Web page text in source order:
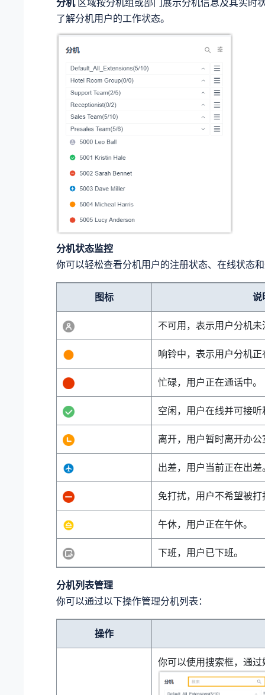
了解分机用户的工作状态。
分机状态监控
你可以轻松查看分机用户的注册状态、在线状态
图标 说
不可用，表示用户分机未
响铃中，表示用户分机
忙碌，用户正在通话中。
空闲，用户在线并可接
离开，用户暂时离开办公
出差，用户当前正在出差
免打扰，用户不希望被
午休，用户正在午休。
下班，用户已下班。
分机列表管理
你可以通过以下操作管理分机列表：
操作
你可以使用搜索框，通